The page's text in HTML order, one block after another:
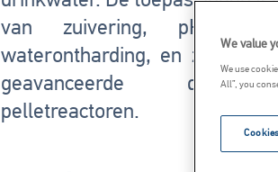
van zuivering, pH-
waterontharding, en zijn
geavanceerde
pelletreactoren.
We value
We use
All”, you